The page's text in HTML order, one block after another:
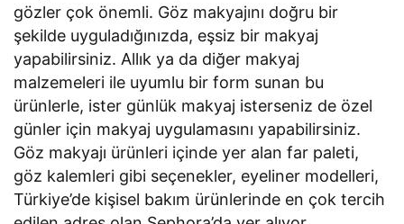
gözler çok önemli. Göz makyajını doğru bir
şekilde uyguladığınızda, eşsiz bir makyaj
yapabilirsiniz. Allık ya da diğer makyaj
malzemeleri ile uyumlu bir form sunan bu
ürünlerle, ister günlük makyaj isterseniz de özel
günler için makyaj uygulamasını yapabilirsiniz.
Göz makyajı ürünleri içinde yer alan far paleti,
göz kalemleri gibi seçenekler, eyeliner modelleri,
Türkiye’de kişisel bakım ürünlerinde en çok tercih